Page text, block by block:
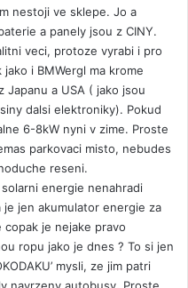
nestoji ve sklepe. Jo a
a panely jsou z CINY.
veci, protoze vyrabi i pro
jako i BMWergl ma krome
Japanu a USA ( jako jsou
dalsi elektroniky). Pokud
6-8kW nyni v zime. Proste
parkovaci misto, nebudes
reseni.
energie nenahradi
jen akumulator energie za
je nejake pravo
ropu jako je dnes ? To si jen
mysli, ze jim patri